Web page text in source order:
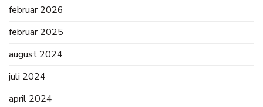
februar 2026
februar 2025
august 2024
juli 2024
april 2024